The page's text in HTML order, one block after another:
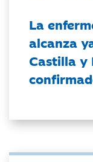
La
alcanza
Castilla y